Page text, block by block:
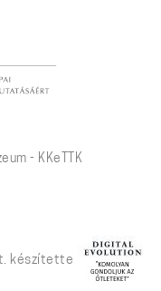
- KKeTTK
készítette